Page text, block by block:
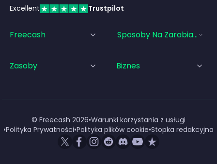
Excellent Trustpilot
Freecash Sposoby Na Zarabianie
Zasoby Biznes
© Freecash 2026•Warunki korzystania z usługi
•Polityka Prywatności•Polityka plików cookie•Stopka redakcyjna